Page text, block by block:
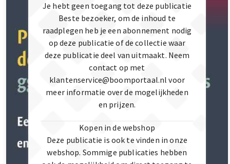
Je hebt geen toegang tot deze publicatie
Beste bezoeker, om de inhoud te
raadplegen heb je een abonnement nodig
op deze publicatie of de collectie waar
deze publicatie deel van uitmaakt. Neem
contact op met
klantenservice@boomportaal.nl voor
meer informatie over de mogelijkheden
en prijzen.
Kopen in de webshop
Deze publicatie is ook te vinden in onze
webshop. Sommige publicaties hebben